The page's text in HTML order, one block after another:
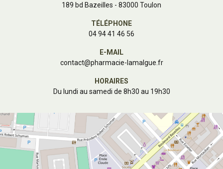
189 bd Bazeilles - 83000 Toulon
TÉLÉPHONE
04 94 41 46 56
E-MAIL
contact@pharmacie-lamalgue.fr
HORAIRES
Du lundi au samedi de 8h30 au 19h30